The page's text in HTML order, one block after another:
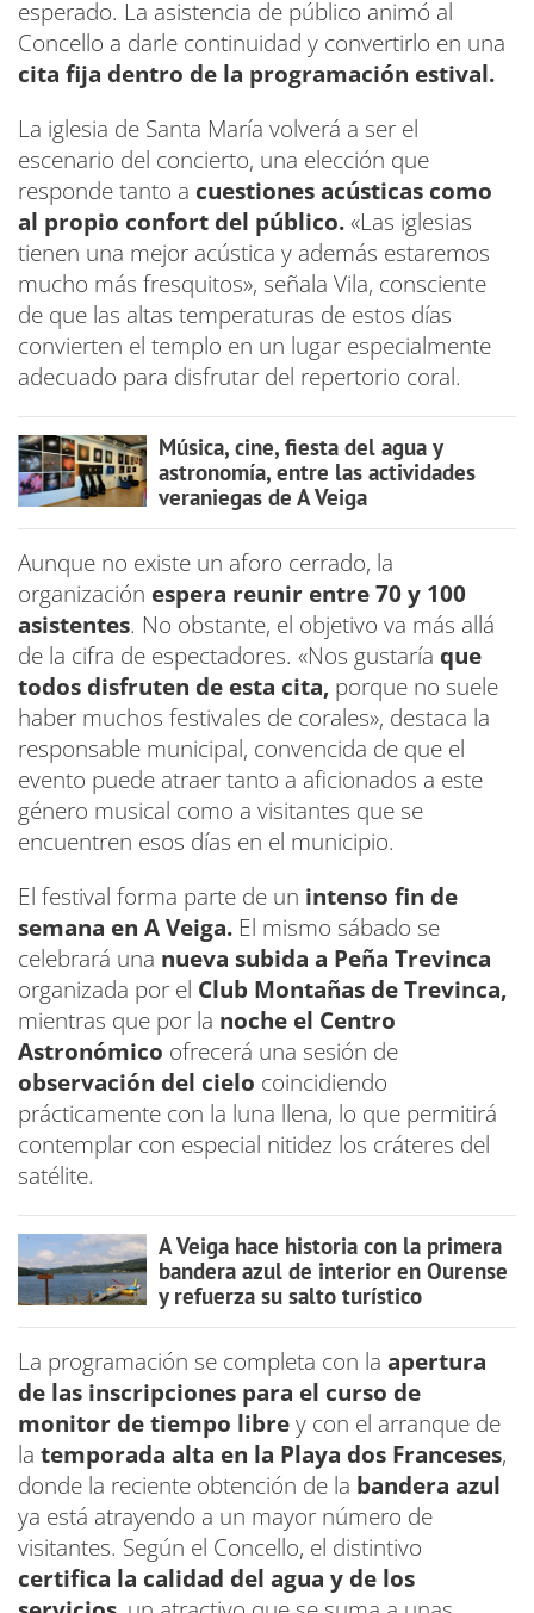
esperado. La asistencia de público animó al
Concello a darle continuidad y convertirlo en una
cita fija dentro de la programación estival.
La iglesia de Santa María volverá a ser el
escenario del concierto, una elección que
responde tanto a cuestiones acústicas como
al propio confort del público.«Las iglesias
tienen una mejor acústica y además estaremos
mucho más fresquitos», señala Vila, consciente
de que las altas temperaturas de estos días
convierten el templo en un lugar especialmente
adecuado para disfrutar del repertorio coral.
Música, cine, fiesta del agua y
astronomía, entre las actividades
veraniegas de A Veiga
Aunque no existe un aforo cerrado, la
organización espera reunir entre 70 y 100
asistentes. No obstante, el objetivo va más allá
de la cifra de espectadores. «Nos gustaría que
todos disfruten de esta cita, porque no suele
haber muchos festivales de corales», destaca la
responsable municipal, convencida de que el
evento puede atraer tanto a aficionados a este
género musical como a visitantes que se
encuentren esos días en el municipio.
El festival forma parte de un intenso fin de
semana en A Veiga. El mismo sábado se
celebrará una nueva subida a Peña Trevinca
organizada por el Club Montañas de Trevinca,
mientras que por la noche el Centro
Astronómico ofrecerá una sesión de
observación del cielo coincidiendo
prácticamente con la luna llena, lo que permitirá
contemplar con especial nitidez los cráteres del
satélite.
A Veiga hace historia con la primera
bandera azul de interior en Ourense
y refuerza su salto turístico
La programación se completa con la apertura
de las inscripciones para el curso de
monitor de tiempo librey con el arranque de
la temporada alta en la Playa dos Franceses,
donde la reciente obtención de la bandera azul
ya está atrayendo a un mayor número de
visitantes. Según el Concello, el distintivo
certifica la calidad del agua y de los